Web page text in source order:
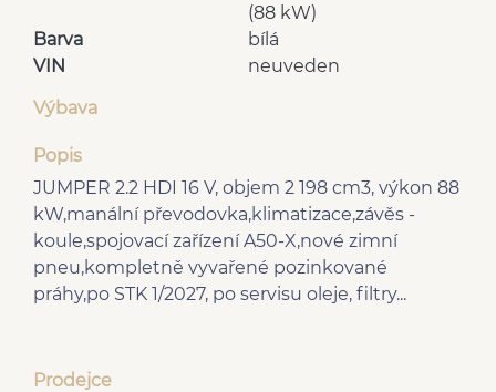
(88 kW)
Barva
bílá
VIN
neuveden
Výbava
Popis
JUMPER 2.2 HDI 16 V, objem 2 198 cm3, výkon 88
kW,manální převodovka,klimatizace,závěs -
koule,spojovací zařízení A50-X,nové zimní
pneu,kompletně vyvařené pozinkované
práhy,po STK 1/2027, po servisu oleje, filtry...
Prodejce